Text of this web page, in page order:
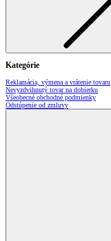
Kategórie
Reklamácia, výmena a vrátenie tovaru
Nevyzdvihnutý tovar na dobierku
Všeobecné obchodné podmienky
Odstúpenie od zmluvy